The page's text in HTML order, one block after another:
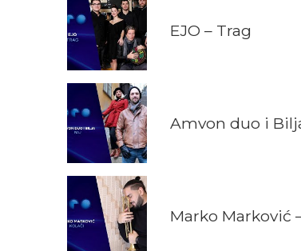
EJO – Trag
Amvon duo i
Marko Marković